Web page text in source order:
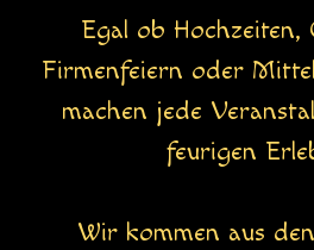
Egal ob Hochzeiten,
Firmenfeiern oder
machen jede
feurigen
Wir kommen aus